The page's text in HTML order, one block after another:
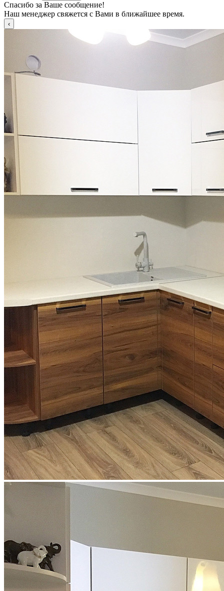
Спасибо за Ваше сообщение!
Наш менеджер свяжется с Вами в ближайшее время.